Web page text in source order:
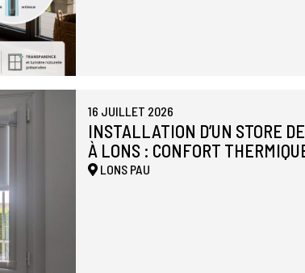
16 JUILLET 2026
INSTALLATION D’UN STORE
À LONS : CONFORT
LONS PAU